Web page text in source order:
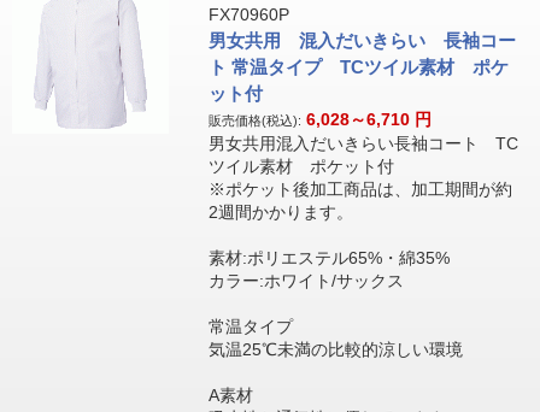
FX70960P
男女共用 混入だいきらい 長袖コー
ト 常温タイプ TCツイル素材 ポケ
ット付
販売価格(税込): 6,028～6,710 円
男女共用混入だいきらい長袖コート TC
ツイル素材 ポケット付
※ポケット後加工商品は、加工期間が約
2週間かかります。
素材:ポリエステル65%・綿35%
カラー:ホワイト/サックス
常温タイプ
気温25℃未満の比較的涼しい環境
A素材